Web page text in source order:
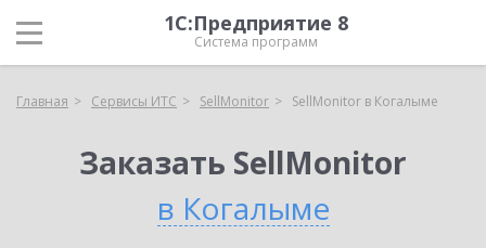
1С:Предприятие 8
Система программ
Главная Сервисы ИТС SellMonitor SellMonitor в Когалыме
Заказать SellMonitor
в Когалыме